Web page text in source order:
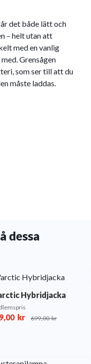
det både lätt och
– helt utan att
med en vanlig
Grensågen
som ser till att du
måste laddas.
dessa
Hybridjacka
kr 699,00kr